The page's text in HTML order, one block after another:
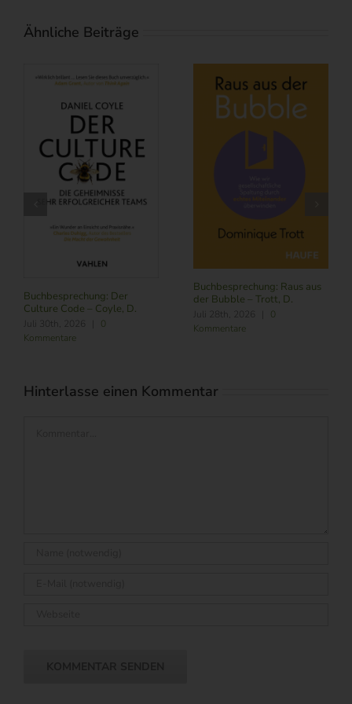
Ähnliche Beiträge
Buchbesprechung: Der
Culture Code – Coyle, D.
Juli 30th, 2026
0
Kommentare
Buchbesprechung: Raus aus
der Bubble – Trott, D.
Juli 28th, 2026
0
Kommentare
Hinterlasse einen Kommentar